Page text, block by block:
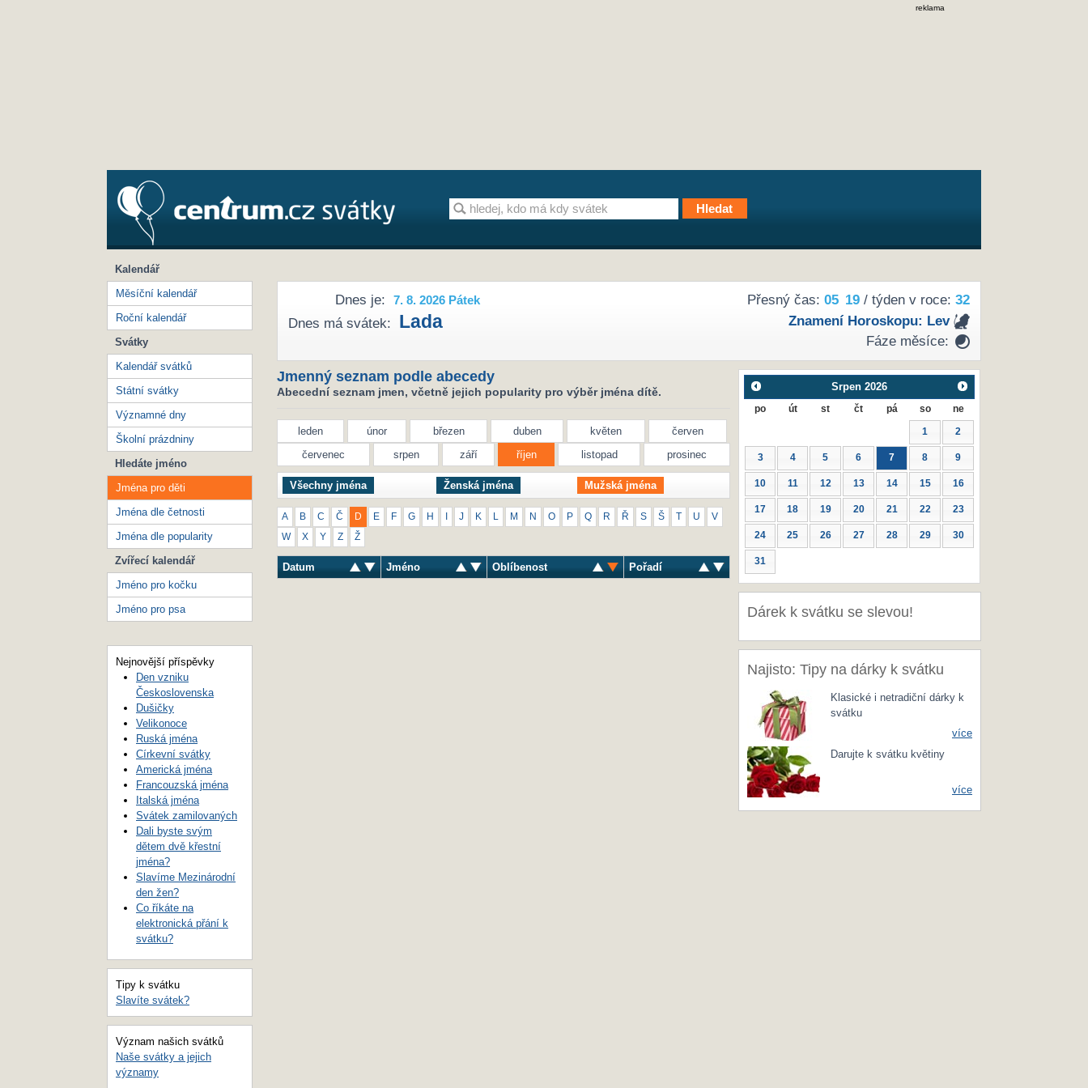
reklama
Přesný čas: 05 19/ týden v roce: 32
Znamení Horoskopu: Lev
Fáze měsíce:
Dnes je: 7. 8. 2026 Pátek
Dnes má svátek: Lada
Jmenný seznam podle abecedy
Abecední seznam jmen, včetně jejich popularity pro výběr jména dítě.
leden únor březen duben květen
červen
červenec
srpen září říjen listopad prosinec
Všechny jména Ženská jména Mužská jména
A B C Č D E F G H J K M N O P Q R Ř S Š U V
W X Y Z Ž
Datum Jméno Oblíbenost Pořadí
Srpen 2026
po út st čt pá so ne
1 2
3 4 5 6 7 8 9
10 11 12 13 14 15 16
17 18 19 20 21 22 23
24 25 26 27 28 29 30
31
Dárek k svátku se slevou!
Najisto: Tipy na dárky k svátku
Klasické i netradiční dárky k
svátku
více
Darujte k svátku květiny
více
Kalendář
Měsíční kalendář
Roční kalendář
Svátky
Kalendář svátků
Státní svátky
Významné dny
Školní prázdniny
Hledáte jméno
Jména pro děti
Jména dle četnosti
Jména dle popularity
Zvířecí kalendář
Jméno pro kočku
Jméno pro psa
Nejnovější příspěvky
Den vzniku
Československa
Dušičky
Velikonoce
Ruská jména
Církevní svátky
Americká jména
Francouzská jména
Italská jména
Svátek zamilovaných
Dali byste svým
dětem dvě křestní
jména?
Slavíme Mezinárodní
den žen?
Co říkáte na
elektronická přání k
svátku?
Tipy k svátku
Slavíte svátek?
Význam našich svátků
Naše svátky a jejich
významy